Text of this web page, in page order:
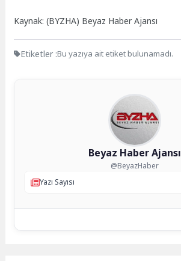
Kaynak: (BYZHA) Beyaz Haber Ajansı
Etiketler :Bu yazıya ait etiket bulunamadı.
Beyaz Haber Ajansı
@BeyazHaber
Yazı Sayısı